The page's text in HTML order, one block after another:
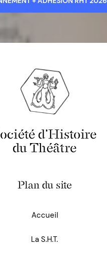
d'Histoire
du Théâtre
Plan du site
Accueil
La S.H.T.